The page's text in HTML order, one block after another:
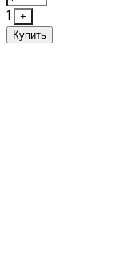
1
+
Купить